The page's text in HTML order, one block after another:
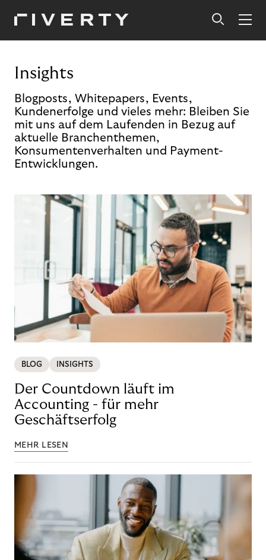
Insights
Blogposts, Whitepapers, Events,
Kundenerfolge und vieles mehr: Bleiben Sie
mit uns auf dem Laufenden in Bezug auf
aktuelle Branchenthemen,
Konsumentenverhalten und Payment-
Entwicklungen.
BLOG INSIGHTS
Der Countdown läuft im
Accounting - für mehr
Geschäftserfolg
MEHR LESEN